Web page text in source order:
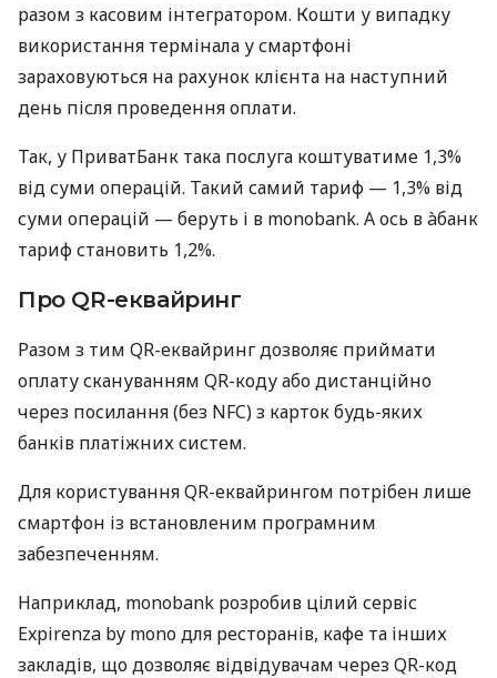
разом з касовим інтегратором. Кошти у випадку
використання термінала у смартфоні
зараховуються на рахунок клієнта на наступний
день після проведення оплати.
Так, у ПриватБанк така послуга коштуватиме 1,3%
від суми операцій. Такий самий тариф — 1,3% від
суми операцій — беруть і в monobank. А ось в àбанк
тариф становить 1,2%.
Про QR-еквайринг
Разом з тим QR-еквайринг дозволяє приймати
оплату скануванням QR-коду або дистанційно
через посилання (без NFC) з карток будь-яких
банків платіжних систем.
Для користування QR-еквайрингом потрібен лише
смартфон із встановленим програмним
забезпеченням.
Наприклад, monobank розробив цілий сервіс
Expirenza by mono для ресторанів, кафе та інших
закладів, що дозволяє відвідувачам через QR-код